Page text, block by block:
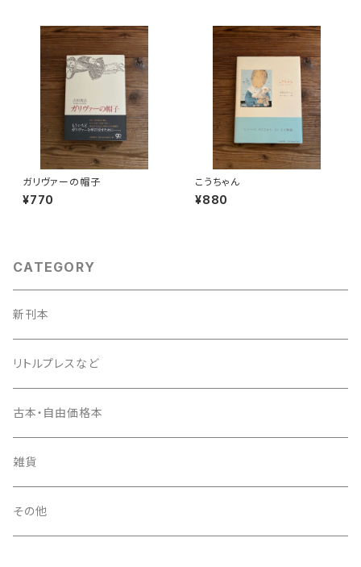
ガリヴァーの帽子
¥770
こうちゃん
¥880
CATEGORY
新刊本
リトルプレスなど
古本・自由価格本
雑貨
その他